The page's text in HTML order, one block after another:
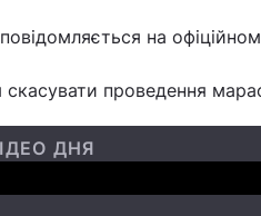
на
скасувати проведення
ДНЯ